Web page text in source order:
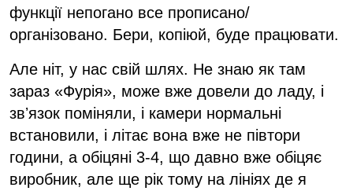
функції непогано все прописано/
організовано. Бери, копіюй, буде працювати.
Але ніт, у нас свій шлях. Не знаю як там
зараз «Фурія», може вже довели до ладу, і
звʼязок поміняли, і камери нормальні
встановили, і літає вона вже не півтори
години, а обіцяні 3-4, що давно вже обіцяє
виробник, але ще рік тому на лініях де я